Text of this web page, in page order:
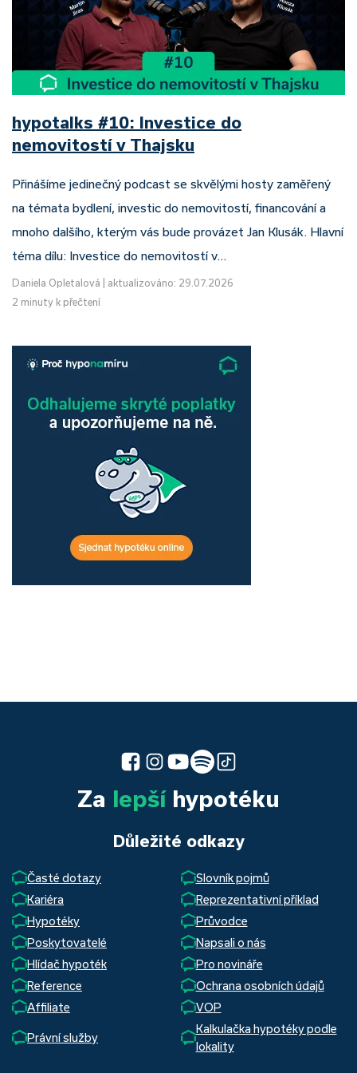
hypotalks #10: Investice do
nemovitostí v Thajsku
Přinášíme jedinečný podcast se skvělými hosty zaměřený
na témata bydlení, investic do nemovitostí, financování a
mnoho dalšího, kterým vás bude provázet Jan Klusák. Hlavní
téma dílu: Investice do nemovitostí v…
Daniela Opletalová
aktualizováno: 29.07.2026
2 minuty k přečtení
Za lepšíhypotéku
Důležité odkazy
Časté dotazy
Slovník pojmů
Kariéra
Reprezentativní příklad
Hypotéky
Průvodce
Poskytovatelé
Napsali o nás
Hlídač hypoték
Pro novináře
Reference
Ochrana osobních údajů
Affiliate
VOP
Právní služby
Kalkulačka hypotéky podle
lokality